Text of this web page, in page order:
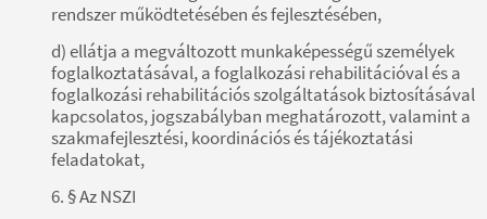
rendszer működtetésében és fejlesztésében,
d) ellátja a megváltozott munkaképességű személyek
foglalkoztatásával, a foglalkozási rehabilitációval és a
foglalkozási rehabilitációs szolgáltatások biztosításával
kapcsolatos, jogszabályban meghatározott, valamint a
szakmafejlesztési, koordinációs és tájékoztatási
feladatokat,
6. § Az NSZI